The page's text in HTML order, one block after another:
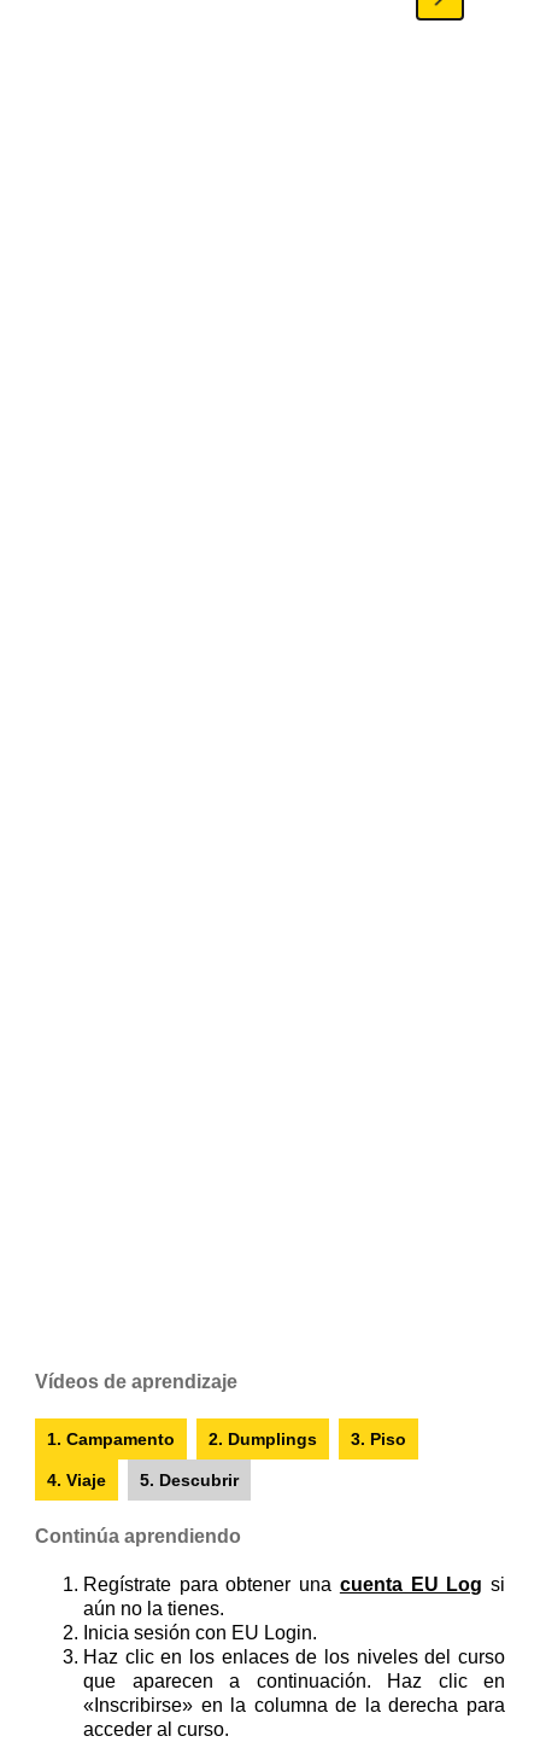
Vídeos de aprendizaje
1. Campamento 2. Dumplings 3. Piso
4. Viaje 5. Descubrir
Continúa aprendiendo
Regístrate para obtener una cuenta EU Log si
aún no la tienes.
Inicia sesión con EU Login.
Haz clic en los enlaces de los niveles del curso
que aparecen a continuación. Haz clic en
«Inscribirse» en la columna de la derecha para
acceder al curso.